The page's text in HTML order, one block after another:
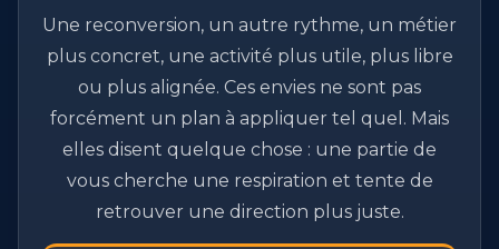
Une reconversion, un autre rythme, un métier
plus concret, une activité plus utile, plus libre
ou plus alignée. Ces envies ne sont pas
forcément un plan à appliquer tel quel. Mais
elles disent quelque chose : une partie de
vous cherche une respiration et tente de
retrouver une direction plus juste.